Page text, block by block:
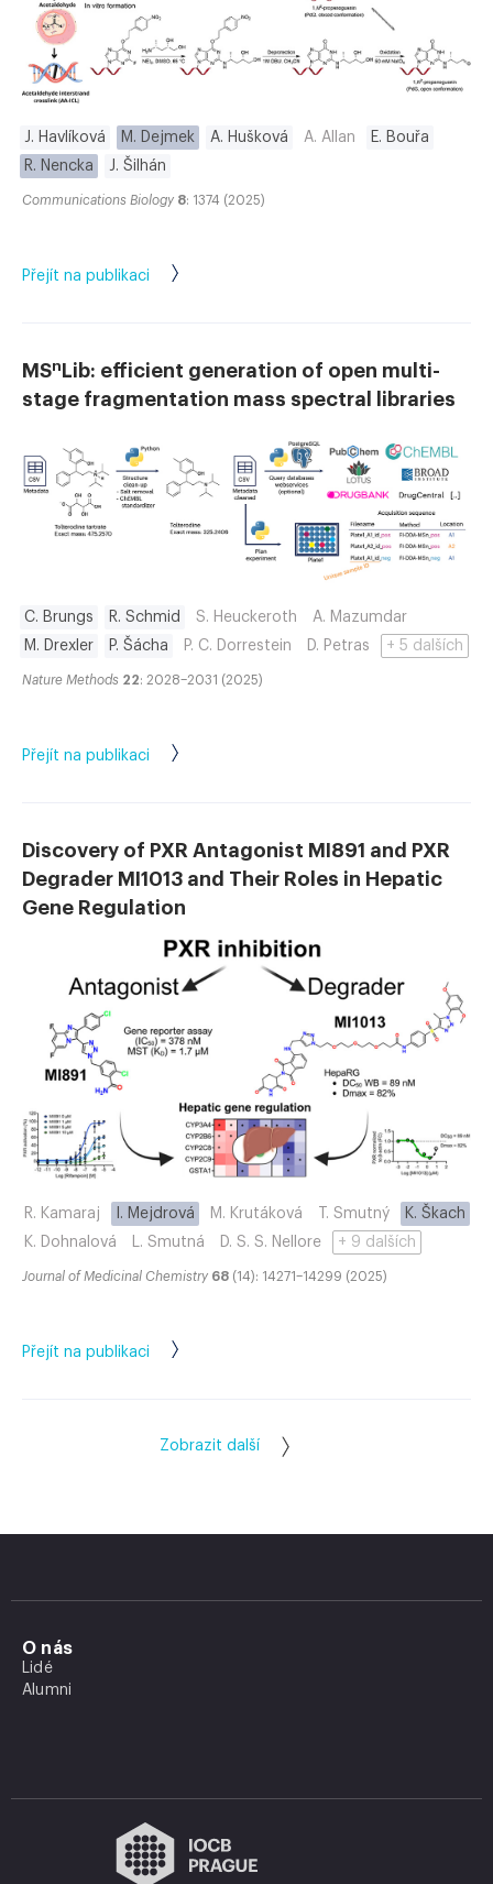
J. Havlíková M. Dejmek A. Hušková A. Allan
E. Bouřa
R. Nencka
J. Šilhán
Communications Biology 8: 1374 (2025)
Přejít na publikaci
MSn Lib: efficient generation of open multi-
stage fragmentation mass spectral libraries
C. Brungs R. Schmid S. Heuckeroth
A. Mazumdar
M. Drexler
P. Šácha P. C. Dorrestein D. Petras + 5 dalších
Nature Methods 22: 2028–2031 (2025)
Přejít na publikaci
Discovery of PXR Antagonist MI891 and PXR
Degrader MI1013 and Their Roles in Hepatic
Gene Regulation
R. Kamaraj I. Mejdrová M. Krutáková T. Smutný
K. Škach
K. Dohnalová
L. Smutná D. S. S. Nellore + 9 dalších
Journal of Medicinal Chemistry 68 (14): 14271–14299 (2025)
Přejít na publikaci
Zobrazit další
O nás
Lidé
Alumni